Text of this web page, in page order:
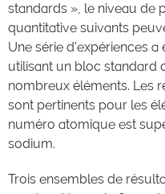
standards », le niveau de
quantitative suivants
Une série d'expériences a
utilisant un bloc standard
nombreux éléments. Les
sont pertinents pour les
numéro atomique est
sodium.
Trois ensembles de